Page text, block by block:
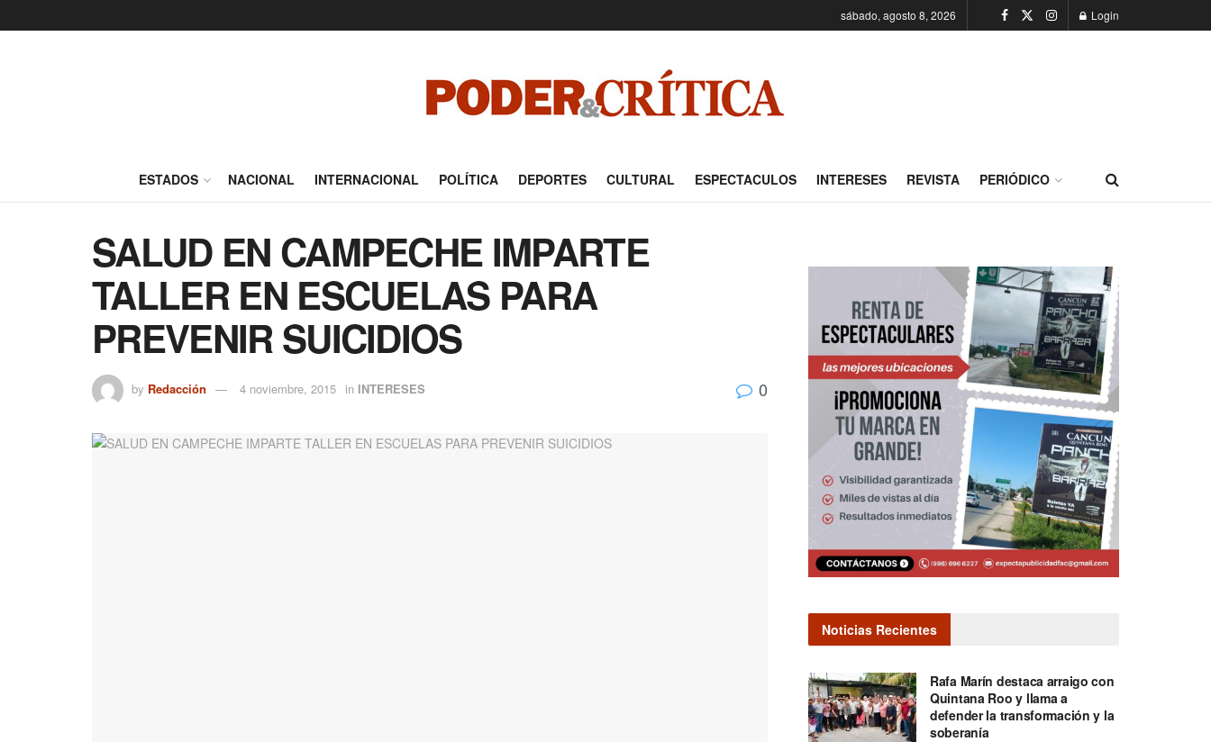
sábado, agosto 8, 2026 Login
ESTADOS NACIONAL INTERNACIONAL POLÍTICA DEPORTES CULTURAL ESPECTACULOS INTERESES REVISTA PERIÓDICO
SALUD EN CAMPECHE IMPARTE
TALLER EN ESCUELAS PARA
PREVENIR SUICIDIOS
by Redacción 4 noviembre, 2015 in INTERESES 0
Noticias Recientes
Rafa Marín destaca arraigo con
Quintana Roo y llama a
defender la transformación y la
soberanía